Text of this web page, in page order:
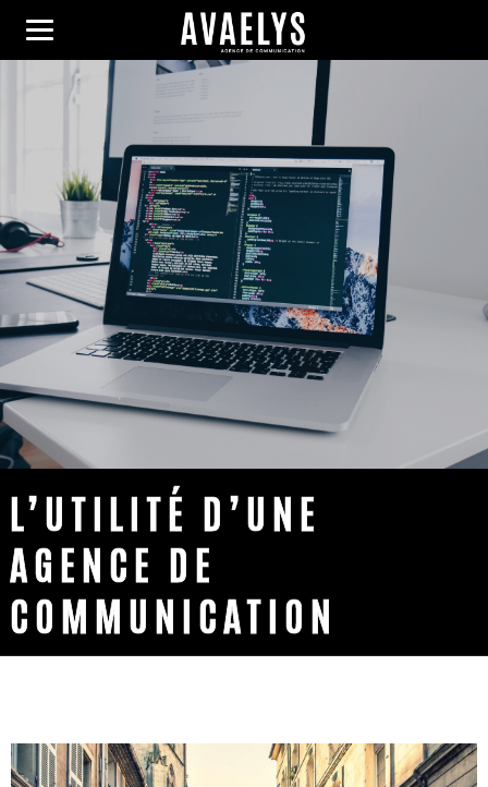
L’UTILITÉ D’UNE
AGENCE DE
COMMUNICATION